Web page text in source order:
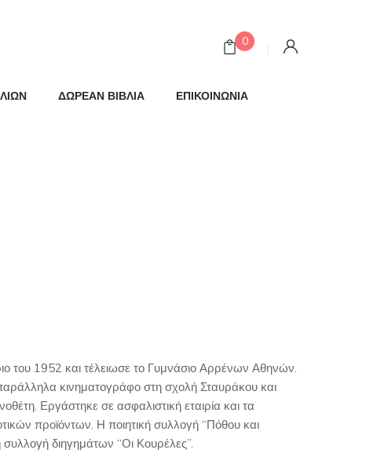
0
ΔΩΡΕΑΝ ΒΙΒΛΙΑ
ΕΠΙΚΟΙΝΩΝΙΑ
του 1952 και τέλειωσε το Γυμνάσιο Αρρένων Αθηνών.
κινηματογράφο στη σχολή Σταυράκου και
Εργάστηκε σε ασφαλιστική εταιρία και τα
προϊόντων. Η ποιητική συλλογή “Πόθου και
συλλογή διηγημάτων “Οι Κουρέλες”.